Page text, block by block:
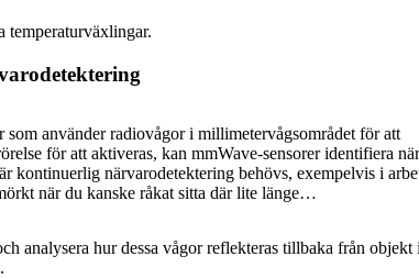
temperaturväxlingar.
som använder radiovågor i millimetervågsområdet för att
för att aktiveras, kan mmWave-sensorer identifiera
kontinuerlig närvarodetektering behövs, exempelvis i
när du kanske råkat sitta där lite länge…
analysera hur dessa vågor reflekteras tillbaka från